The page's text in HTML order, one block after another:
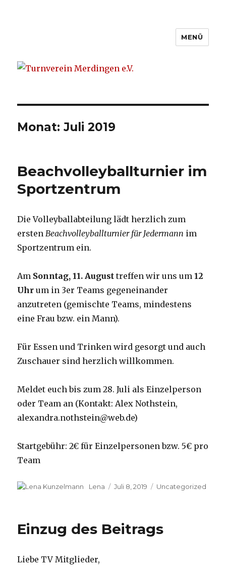
Turnverein Merdingen e.V.
MENÜ
Monat: Juli 2019
Beachvolleyballturnier im
Sportzentrum
Die Volleyballabteilung lädt herzlich zum
ersten Beachvolleyballturnier für Jedermann im
Sportzentrum ein.
Am Sonntag,11. August treffen wir uns um12
Uhr um in 3er Teams gegeneinander
anzutreten (gemischte Teams, mindestens
eine Frau bzw. ein Mann).
Für Essen und Trinken wird gesorgt und auch
Zuschauer sind herzlich willkommen.
Meldet euch bis zum 28. Juli als Einzelperson
oder Team an (Kontakt: Alex Nothstein,
alexandra.nothstein@web.de)
Startgebühr: 2€ für Einzelpersonen bzw. 5€ pro
Team
Autor
Lena
Veröffentlicht
Juli 8, 2019 Kategorien
Uncategorized
Einzug des Beitrags
Liebe TV Mitglieder,